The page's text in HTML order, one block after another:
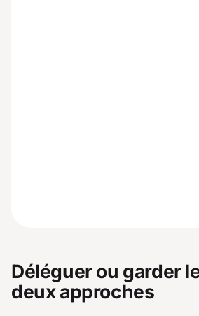
Déléguer ou garder
deux approches